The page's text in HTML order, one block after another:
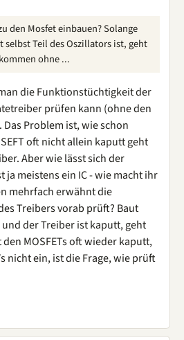
den Mosfet einbauen? Solange
Teil des Oszillators ist, geht
ohne ...
die Funktionstüchtigkeit der
prüfen kann (ohne den
Das Problem ist, wie schon
oft nicht allein kaputt geht
Aber wie lässt sich der
meistens ein IC - wie macht ihr
mehrfach erwähnt die
Treibers vorab prüft? Baut
und der Treiber ist kaputt, geht
MOSFETs oft wieder kaputt,
nicht ein, ist die Frage, wie prüft